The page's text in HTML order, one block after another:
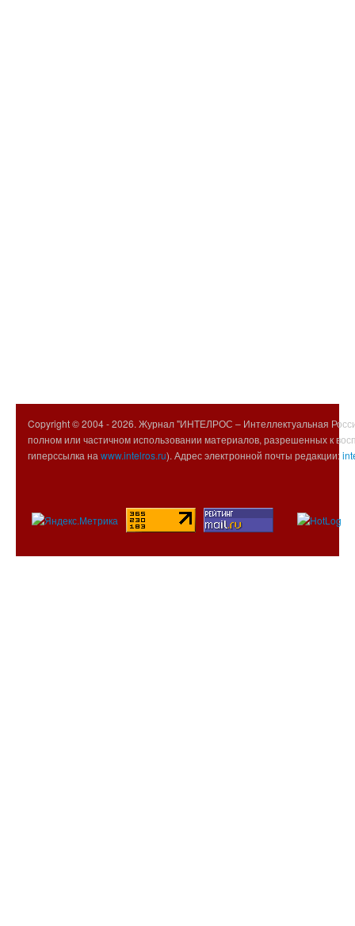
Copyright © 2004 -2026. Журнал "ИНТЕЛРОС – Интеллектуальная
полном или частичном использовании материалов, разрешенных к
гиперссылка на www.intelros.ru). Адрес электронной почты редакции: